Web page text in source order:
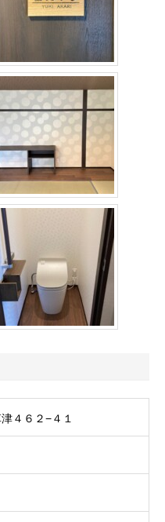
４６２−４１